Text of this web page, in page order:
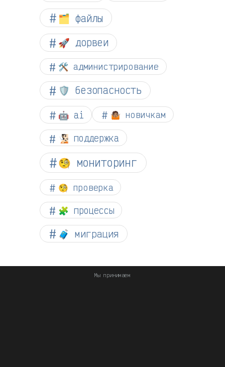
🗂️ файлы
🚀 дорвеи
🛠️ администрирование
🛡️ безопасность
🤖 ai 🤷🏽 новичкам
🧏🏻 поддержка
🧐 мониторинг
🧐 проверка
🧩 процессы
🧳 миграция
Мы принимаем